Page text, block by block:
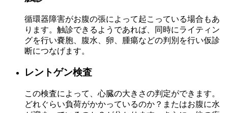
循環器障害がお腹の張によって起こっている場合もあ
ります。触診できるようであれば、同時にライティン
グを行い嚢胞、腹水、卵、腫瘍などの判別を行い仮診
断につなげます。
レントゲン検査
この検査によって、心臓の大きさの判定ができます。
どれぐらい負荷がかかっているのか？またはお腹に水